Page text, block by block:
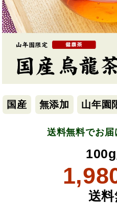
国産 無添加 山年園
送料無料でお届
送